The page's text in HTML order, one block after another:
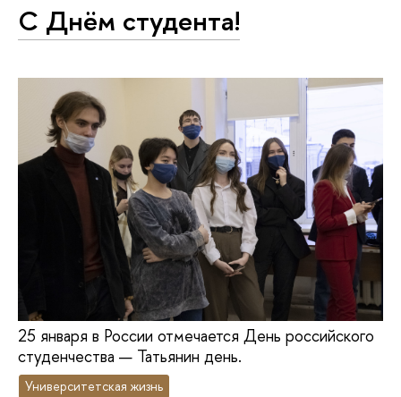
С Днём студента!
25 января в России отмечается День российского
студенчества — Татьянин день.
Университетская жизнь